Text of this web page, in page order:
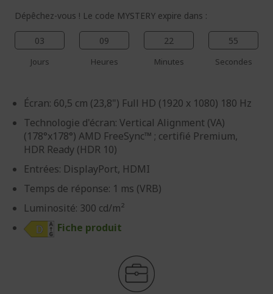
Dépêchez-vous ! Le code MYSTERY expire dans :
03
Jours
09
Heures
22
Minutes
54
Secondes
Écran: 60,5 cm (23,8") Full HD (1920 x 1080) 180 Hz
Technologie d'écran: Vertical Alignment (VA)
(178°x178°) AMD FreeSync™ ; certifié Premium,
HDR Ready (HDR 10)
Entrées: DisplayPort, HDMI
Temps de réponse: 1 ms (VRB)
Luminosité: 300 cd/m²
Fiche produit